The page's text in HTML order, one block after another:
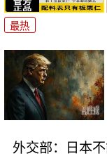
最热
外交部：日本